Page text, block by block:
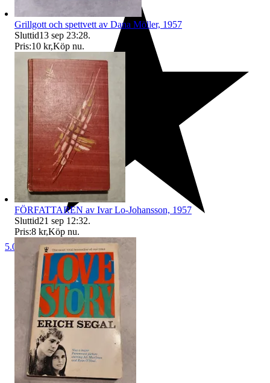
5.0
Grillgott och spettvett av Dana Möller, 1957
Sluttid13 sep 23:28.
Pris:10 kr,Köp nu.
FÖRFATTAREN av Ivar Lo-Johansson, 1957
Sluttid21 sep 12:32.
Pris:8 kr,Köp nu.